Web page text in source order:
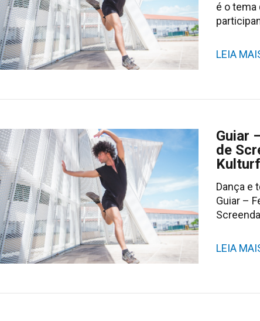
é o tema
LEIA
Guiar
de
Dança e
Guiar –
LEIA